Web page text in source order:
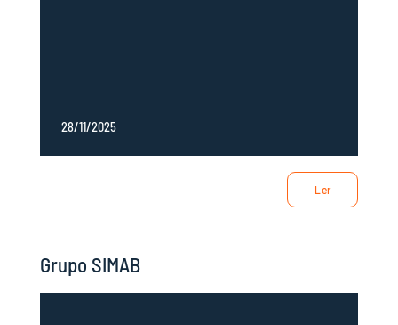
28/11/2025
Ler
Grupo SIMAB